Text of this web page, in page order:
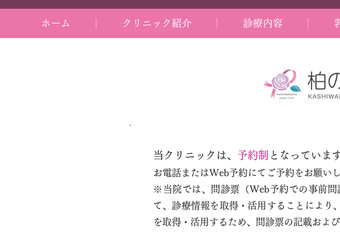
ホーム クリニック紹介 診療内容
当クリニックは、 予約制 となっています
お電話またはWeb予約にてご予約をお願いし
※ 当院では、問診票（Web予約での事前
て、診療情報を取得・活用することにより
を取得・活用するため、問診票の記載およ